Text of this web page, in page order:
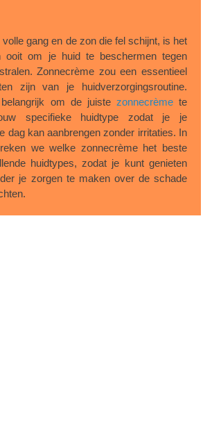
gang en de zon die fel schijnt, is het
ooit om je huid te beschermen tegen
Zonnecrème zou een essentieel
zijn van je huidverzorgingsroutine.
om de juiste zonnecrème te
specifieke huidtype zodat je je
dag kan aanbrengen zonder irritaties. In
we welke zonnecrème het beste
huidtypes, zodat je kunt genieten
je zorgen te maken over de schade